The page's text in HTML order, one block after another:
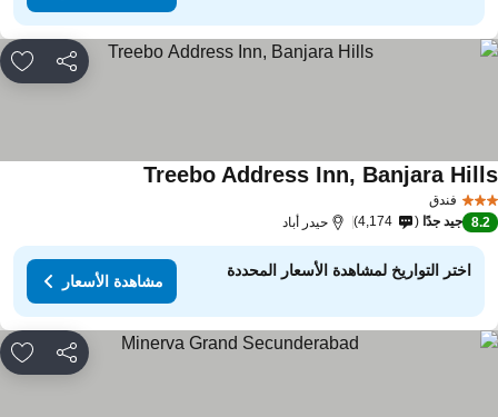
مشاركة
فندق
Treebo Address Inn, Banjaraمشاهدة الأسعار
8.2 جيد جدًا 4,174 حيدر أباد
اختر التواريخ لمشاهدة الأسعار المحددة
مشاهدة الأسعار
مشاركة